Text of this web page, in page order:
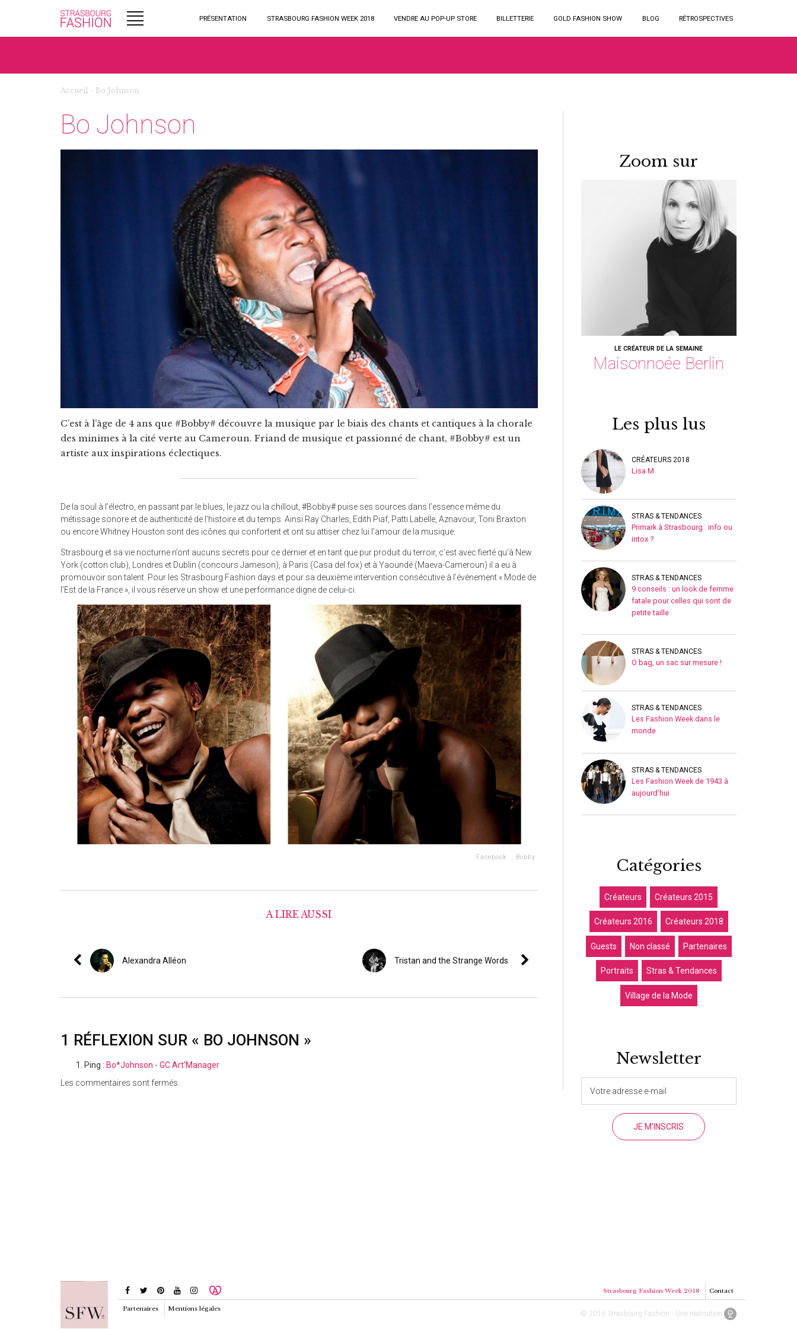
PRÉSENTATION STRASBOURG FASHION WEEK 2018 VENDRE AU POP-UP STORE BILLETTERIE GOLD FASHION SHOW BLOG RÉTROSPECTIVES
Accueil › Bo Johnson
Bo Johnson
C’est à l’âge de 4 ans que #Bobby# découvre la musique par le biais des chants et cantiques à la chorale
des minimes à la cité verte au Cameroun. Friand de musique et passionné de chant, #Bobby# est un
artiste aux inspirations éclectiques.
De la soul à l’électro, en passant par le blues, le jazz ou la chillout, #Bobby# puise ses sources dans l’essence même du
métissage sonore et de authenticité de l’histoire et du temps. Ainsi Ray Charles, Edith Piaf, Patti Labelle, Aznavour, Toni Braxton
ou encore Whitney Houston sont des icônes qui confortent et ont su attiser chez lui l’amour de la musique.
Strasbourg et sa vie nocturne n’ont aucuns secrets pour ce dernier et en tant que pur produit du terroir, c’est avec fierté qu’à New
York (cotton club), Londres et Dublin (concours Jameson), à Paris (Casa del fox) et à Yaoundé (Maeva-Cameroun) il a eu à
promouvoir son talent. Pour les Strasbourg Fashion days et pour sa deuxième intervention consécutive à l’événement « Mode de
l’Est de la France », il vous réserve un show et une performance digne de celui-ci.
Facebook : Bobby
A LIRE AUSSI
Alexandra Alléon Tristan and the Strange Words
1 RÉFLEXION SUR « BO JOHNSON »
Ping : Bo*Johnson - GC Art'Manager
Les commentaires sont fermés.
Zoom sur
LE CRÉATEUR DE LA SEMAINE
Maisonnoée Berlin
Les plus lus
CRÉATEURS 2018
Lisa M.
STRAS & TENDANCES
Primark à Strasbourg : info ou
intox ?
STRAS & TENDANCES
9 conseils : un look de femme
fatale pour celles qui sont de
petite taille
STRAS & TENDANCES
O bag, un sac sur mesure !
STRAS & TENDANCES
Les Fashion Week dans le
monde
STRAS & TENDANCES
Les Fashion Week de 1943 à
aujourd’hui
Catégories
Créateurs Créateurs 2015
Créateurs 2016 Créateurs 2018
Guests Non classé Partenaires
Portraits Stras & Tendances
Village de la Mode
Newsletter
Strasbourg Fashion Week 2018 Contact
Partenaires Mentions légales
© 2016 Strasbourg Fashion - Une réalisation